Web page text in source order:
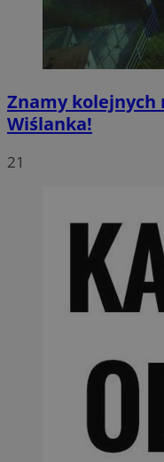
Znamy kolejnych
Wiślanka!
21